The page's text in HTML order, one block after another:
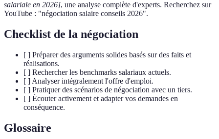
salariale en 2026], une analyse complète d'experts. Recherchez sur
YouTube : "négociation salaire conseils 2026".
Checklist de la négociation
[ ] Préparer des arguments solides basés sur des faits et
réalisations.
[ ] Rechercher les benchmarks salariaux actuels.
[ ] Analyser intégralement l'offre d'emploi.
[ ] Pratiquer des scénarios de négociation avec un tiers.
[ ] Écouter activement et adapter vos demandes en
conséquence.
Glossaire